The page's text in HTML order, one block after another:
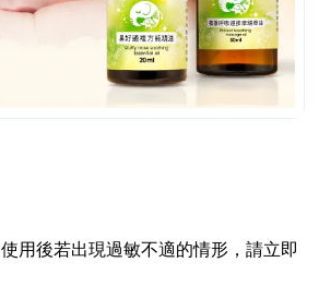
使用後若出現過敏不適的情形，請立即